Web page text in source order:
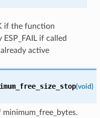
if the function
if called
active
(void)